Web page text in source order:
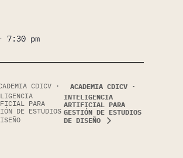
7:30 pm
CDICV ·
PARA
DE ESTUDIOS
ACADEMIA CDICV ·
INTELIGENCIA
ARTIFICIAL PARA
GESTIÓN DE ESTUDIOS
DE DISEÑO